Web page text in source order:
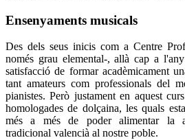
Ensenyaments musicals
Des dels seus inicis com a Centre
només grau elemental-, allà cap a
satisfacció de formar acadèmicament
tant amateurs com professionals del
pianistes. Però justament en aquest
homologades de dolçaina, les quals
més a més de poder alimentar la
tradicional valencià al nostre poble.